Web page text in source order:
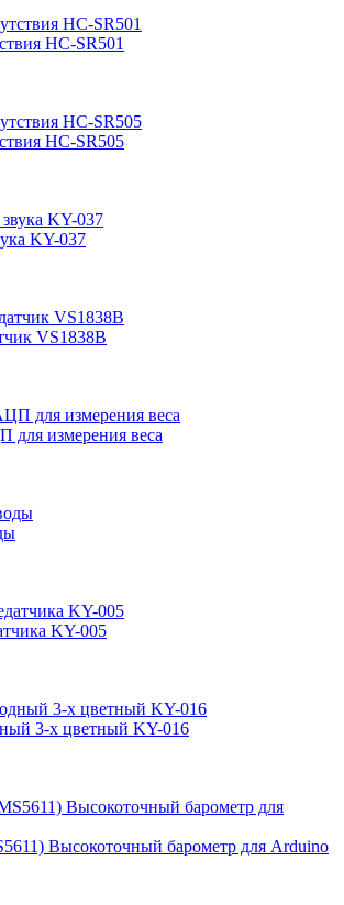
HC-SR501
HC-SR505
KY-037
VS1838B
для измерения веса
KY-005
3-х цветный KY-016
Высокоточный барометр для Arduino